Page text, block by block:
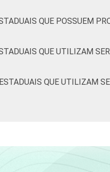
QUE POSSUEM
QUE UTILIZAM
QUE UTILIZAM